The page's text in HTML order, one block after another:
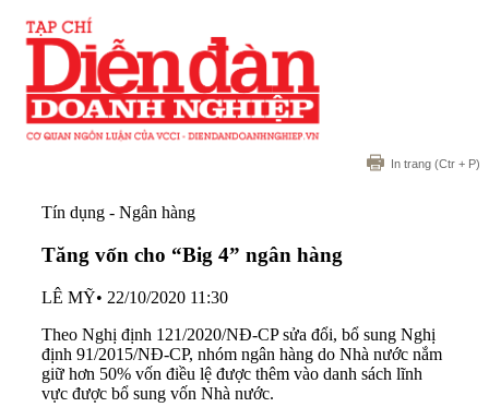
In trang (Ctr + P)
Tín dụng - Ngân hàng
Tăng vốn cho “Big 4” ngân hàng
LÊ MỸ• 22/10/2020 11:30
Theo Nghị định 121/2020/NĐ-CP sửa đổi, bổ sung Nghị
định 91/2015/NĐ-CP, nhóm ngân hàng do Nhà nước nắm
giữ hơn 50% vốn điều lệ được thêm vào danh sách lĩnh
vực được bổ sung vốn Nhà nước.